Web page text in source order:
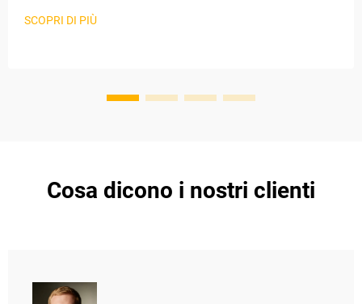
SCOPRI DI PIÙ
Cosa dicono i nostri clienti